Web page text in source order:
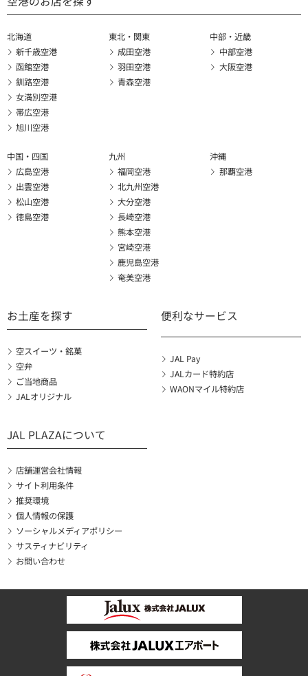
北海道
新千歳空港
函館空港
釧路空港
女満別空港
帯広空港
旭川空港
東北・関東
成田空港
羽田空港
青森空港
中部・近畿
中部空港
大阪空港
中国・四国
広島空港
出雲空港
松山空港
徳島空港
九州
福岡空港
北九州空港
大分空港
長崎空港
熊本空港
宮崎空港
鹿児島空港
奄美空港
沖縄
那覇空港
お土産を探す
空スイーツ・銘菓
空弁
ご当地商品
JALオリジナル
便利なサービス
JAL Pay
JALカード特約店
WAONマイル特約店
JAL PLAZAについて
店舗運営会社情報
サイト利用条件
推奨環境
個人情報の保護
ソーシャルメディアポリシー
サスティナビリティ
お問い合わせ